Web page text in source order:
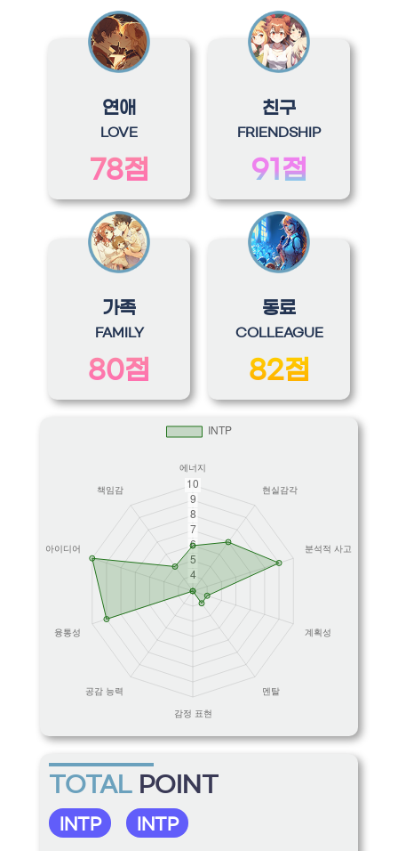
연애
LOVE
78점
친구
FRIENDSHIP
91점
가족
FAMILY
80점
동료
COLLEAGUE
82점
TOTAL POINT
INTP INTP